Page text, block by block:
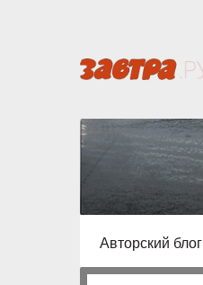
Авторский блог